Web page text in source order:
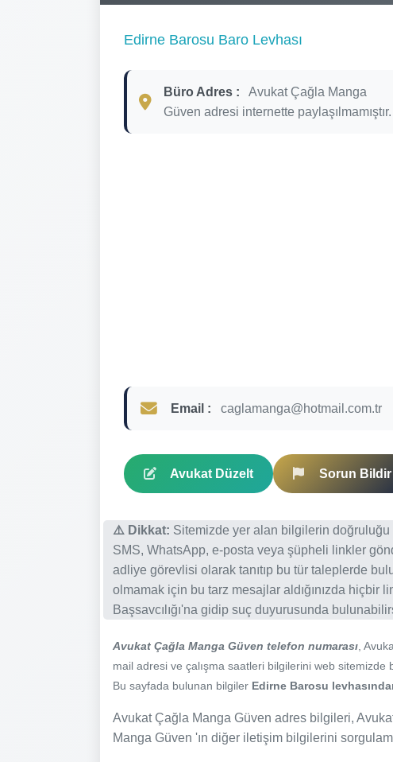
Edirne Barosu Baro Levhası
Büro Adres :
Avukat Çağla Manga
Güven adresi internette paylaşılmamıştır.
Email : caglamanga@hotmail.com.tr
Avukat Düzelt Sorun Bildir
⚠️ Dikkat: Sitemizde yer alan bilgilerin
SMS, WhatsApp, e-posta veya şüpheli linkler
adliye görevlisi olarak tanıtıp bu tür taleplerde
olmamak için bu tarz mesajlar aldığınızda hiçbir
Başsavcılığı'na gidip suç duyurusunda
Avukat Çağla Manga Güven telefon numarası ,
mail adresi ve çalışma saatleri bilgilerini web sitemizde
Bu sayfada bulunan bilgiler Edirne Barosu
Avukat Çağla Manga Güven adres bilgileri,
Manga Güven 'ın diğer iletişim bilgilerini